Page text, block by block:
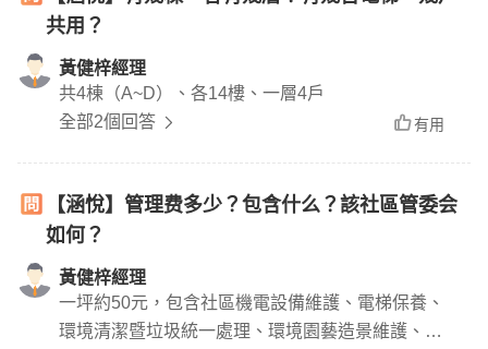
共用？
黃健梓經理
共4棟（A~D）、各14樓、一層4戶
全部2個回答
有用
【涵悅】管理费多少？包含什么？該社區管委会
如何？
黃健梓經理
一坪約50元，包含社區機電設備維護、電梯保養、
環境清潔暨垃圾統一處理、環境園藝造景維護、停